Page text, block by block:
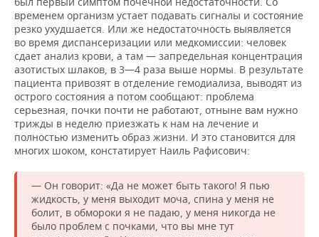
временем организм устает подавать сигналы и состояние
резко ухудшается. Или же недостаточность выявляется
во время диспансеризации или медкомиссии: человек
сдает анализ крови, а там — запредельная концентрация
азотистых шлаков, в 3—4 раза выше нормы. В результате
пациента привозят в отделение гемодиализа, выводят из
острого состояния а потом сообщают: проблема
серьезная, почки почти не работают, отныне вам нужно
трижды в неделю приезжать к нам на лечение и
полностью изменить образ жизни. И это становится для
многих шоком, констатирует Наиль Рафисович:
— Он говорит: «Да не может быть такого! Я пью
жидкость, у меня выходит моча, спина у меня не
болит, в обмороки я не падаю, у меня никогда не
было проблем с почками, что вы мне тут